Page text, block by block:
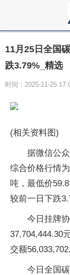
11月25日全国
跌3.79%_精选
时间：2025-11-25
(相关资料图)
据微信公
综合价格行情
吨，最低价
较前一日下跌
今日挂牌
37,704,444.30
交额
今日全国